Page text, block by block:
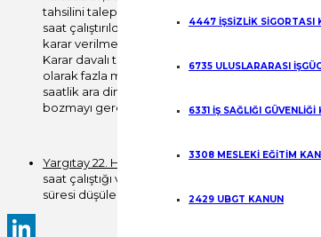
4447 İŞSİZLİK SİGORTASI
6735 ULUSLARARASI
6331 İŞ SAĞLIĞI GÜVENLİĞİ
3308 MESLEKİ EĞİTİM
2429 UBGT KANUN
tahsilini talep etmiştir. Davalı vekili, davacının
saat çalıştırıldığını, zamanaşımı itirazında
karar verilmesini talep etmiştir. Mahkemece,
Karar davalı tarafından temyiz edilmiştir.
olarak fazla mesai alacağı hesaplanmıştır.
saatlik ara dinlenmenin 30 dakikası çalışma
bozmayı gerektirmiştir.”
Yargıtay 22. HD. 2012/11806 E. 2013/1258 K. 29/01/
saat çalıştığı ve haftalık 15 saat fazla mesai
süresi düşülerek fazla mesai alacağının